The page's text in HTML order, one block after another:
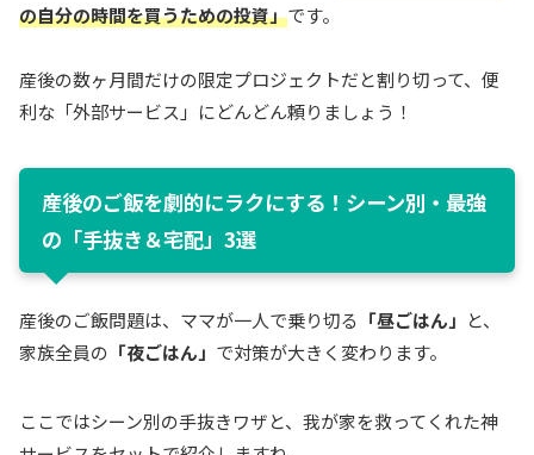
の自分の時間を買うための投資」です。
産後の数ヶ月間だけの限定プロジェクトだと割り切って、便
利な「外部サービス」にどんどん頼りましょう！
産後のご飯を劇的にラクにする！シーン別・最強
の「手抜き＆宅配」3選
産後のご飯問題は、ママが一人で乗り切る 「昼ごはん」 と、
家族全員の 「夜ごはん」 で対策が大きく変わります。
ここではシーン別の手抜きワザと、我が家を救ってくれた神